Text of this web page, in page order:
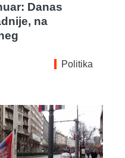
Danas
na
Politika